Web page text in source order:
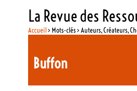
La Revue des
Accueil> Mots-clés > Auteurs, Créateurs,
Buffon